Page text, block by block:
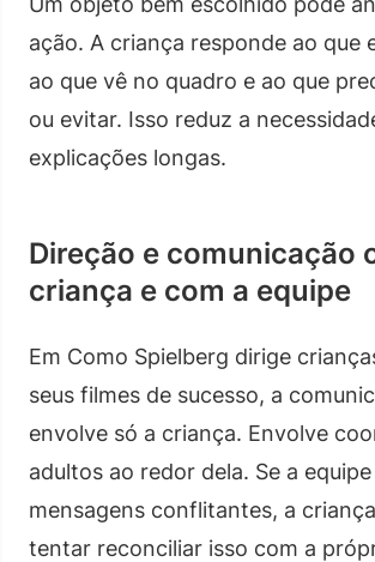
ação. A criança responde ao que
ao que vê no quadro e ao que
ou evitar. Isso reduz a
explicações longas.
Direção e comunicação
criança e com a equipe
Em Como Spielberg dirige
seus filmes de sucesso, a
envolve só a criança. Envolve
adultos ao redor dela. Se a equipe
mensagens conflitantes, a
tentar reconciliar isso com a